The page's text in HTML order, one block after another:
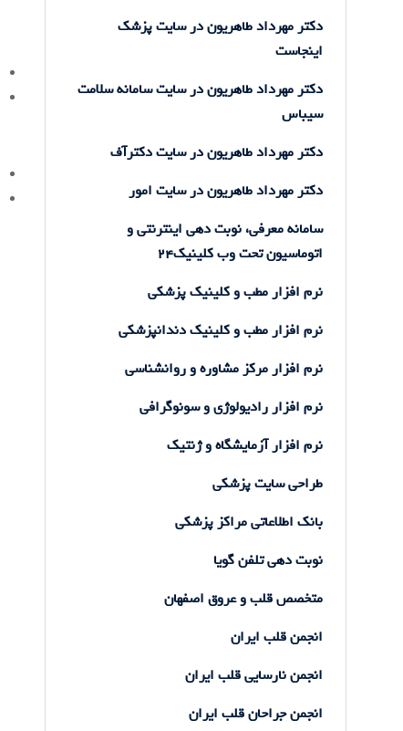
دکتر مهرداد طاهریون در سایت پزشک
اینجاست
دکتر مهرداد طاهریون در سایت سامانه سلامت
سیباس
دکتر مهرداد طاهریون در سایت دکترآف
دکتر مهرداد طاهریون در سایت امور
سامانه معرفی، نوبت دهی اینترنتی و
اتوماسیون تحت وب کلینیک24
نرم افزار مطب و کلینیک پزشکی
نرم افزار مطب و کلینیک دندانپزشکی
نرم افزار مرکز مشاوره و روانشناسی
نرم افزار رادیولوژی و سونوگرافی
نرم افزار آزمایشگاه و ژنتیک
طراحی سایت پزشکی
بانک اطلاعاتی مراکز پزشکی
نوبت دهی تلفن گویا
متخصص قلب و عروق اصفهان
انجمن قلب ایران
انجمن نارسایی قلب ایران
انجمن جراحان قلب ایران